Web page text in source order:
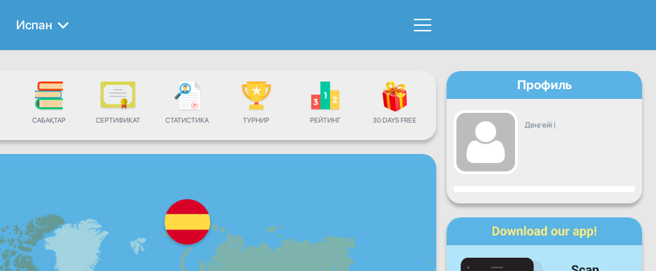
Испан
САБАҚТАР СЕРТИФИКАТ СТАТИСТИКА ТУРНИР РЕЙТИНГ 30 DAYS FREE
Профиль
Деңгейі |
Прогресс